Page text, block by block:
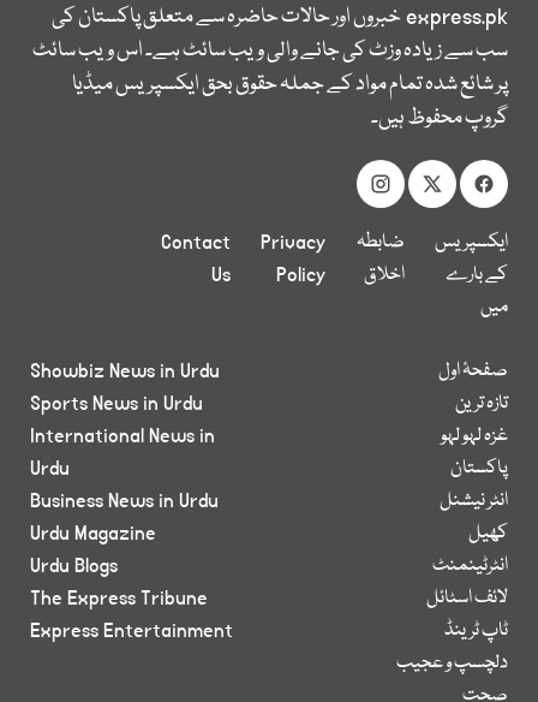
express.pkخبروں اور حالات حاضرہ سے متعلق پاکستان کی
سب سے زیادہ وزٹ کی جانے والی ویب سائٹ ہے۔ اس ویب سائٹ
پر شائع شدہ تمام مواد کے جملہ حقوق بحق ایکسپریس میڈیا
گروپ محفوظ ہیں۔
ایکسپریس
کے بارے
میں
ضابطہ
اخلاق
Privacy
Policy
Contact
Us
صفحۂ اول
تازہ ترین
غزہ لہو لہو
پاکستان
انٹر نیشنل
کھیل
انٹرٹینمنٹ
لائف اسٹائل
ٹاپ ٹرینڈ
دلچسپ و عجیب
صحت
Showbiz News in Urdu
Sports News in Urdu
International News in
Urdu
Business News in Urdu
Urdu Magazine
Urdu Blogs
The Express Tribune
Express Entertainment